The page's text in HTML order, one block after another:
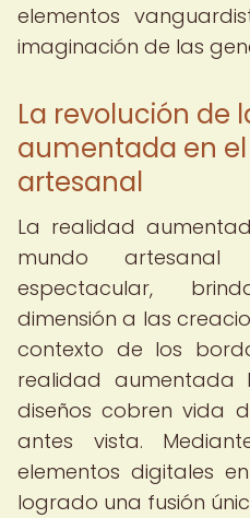
elementos
imaginación de las
La revolución de
aumentada en
artesanal
La realidad
mundo
espectacular,
dimensión a las
contexto de los
realidad aumentada
diseños cobren vida
antes vista.
elementos digitales
logrado una fusión